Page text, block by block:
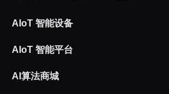
AIoT 智能设备
AIoT 智能平台
AI算法商城